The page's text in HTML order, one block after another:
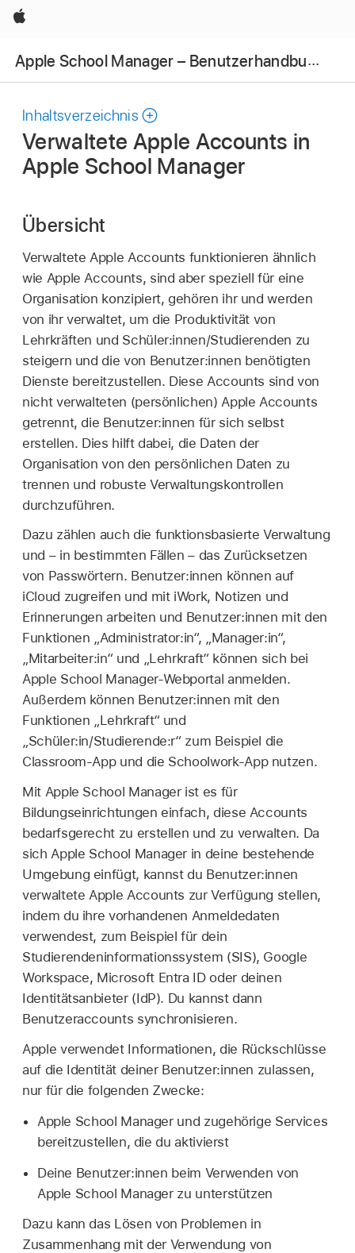
Apple
Apple School Manager – Benutzerhandbuch
Inhaltsverzeichnis
Verwaltete Apple Accounts in
Apple School Manager
Übersicht
Verwaltete Apple Accounts funktionieren ähnlich
wie Apple Accounts, sind aber speziell für eine
Organisation konzipiert, gehören ihr und werden
von ihr verwaltet, um die Produktivität von
Lehrkräften und Schüler:innen/Studierenden zu
steigern und die von Benutzer:innen benötigten
Dienste bereitzustellen. Diese Accounts sind von
nicht verwalteten (persönlichen) Apple Accounts
getrennt, die Benutzer:innen für sich selbst
erstellen. Dies hilft dabei, die Daten der
Organisation von den persönlichen Daten zu
trennen und robuste Verwaltungskontrollen
durchzuführen.
Dazu zählen auch die funktionsbasierte Verwaltung
und – in bestimmten Fällen – das Zurücksetzen
von Passwörtern. Benutzer:innen können auf
iCloud zugreifen und mit iWork, Notizen und
Erinnerungen arbeiten und Benutzer:innen mit den
Funktionen „Administrator:in“, „Manager:in“,
„Mitarbeiter:in“ und „Lehrkraft“ können sich bei
Apple School Manager-Webportal anmelden.
Außerdem können Benutzer:innen mit den
Funktionen „Lehrkraft“ und
„Schüler:in/Studierende:r“ zum Beispiel die
Classroom-App und die Schoolwork-App nutzen.
Mit Apple School Manager ist es für
Bildungseinrichtungen einfach, diese Accounts
bedarfsgerecht zu erstellen und zu verwalten. Da
sich Apple School Manager in deine bestehende
Umgebung einfügt, kannst du Benutzer:innen
verwaltete Apple Accounts zur Verfügung stellen,
indem du ihre vorhandenen Anmeldedaten
verwendest, zum Beispiel für dein
Studierendeninformationssystem (SIS), Google
Workspace, Microsoft Entra ID oder deinen
Identitätsanbieter (IdP). Du kannst dann
Benutzeraccounts synchronisieren.
Apple verwendet Informationen, die Rückschlüsse
auf die Identität deiner Benutzer:innen zulassen,
nur für die folgenden Zwecke:
Apple School Manager und zugehörige Services
bereitzustellen, die du aktivierst
Deine Benutzer:innen beim Verwenden von
Apple School Manager zu unterstützen
Dazu kann das Lösen von Problemen in
Zusammenhang mit der Verwendung von